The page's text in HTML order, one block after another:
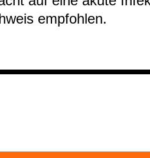
emp­foh­len.